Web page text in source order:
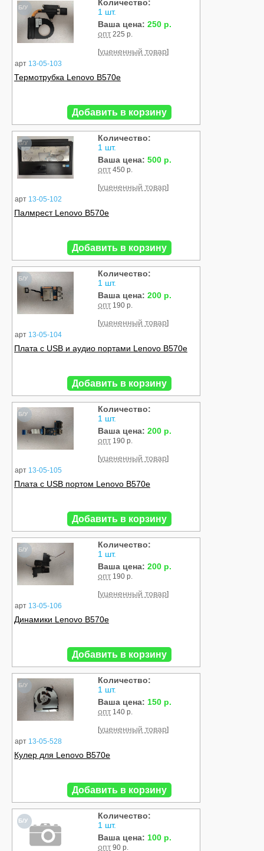
Б/У
арт 13-05-103
Количество:
1 шт.
Ваша цена: 250 р.
опт 225 р.
[уцененный товар]
Термотрубка Lenovo B570e
Добавить в корзину
Б/У
арт 13-05-102
Количество:
1 шт.
Ваша цена: 500 р.
опт 450 р.
[уцененный товар]
Палмрест Lenovo B570e
Добавить в корзину
Б/У
арт 13-05-104
Количество:
1 шт.
Ваша цена: 200 р.
опт 190 р.
[уцененный товар]
Плата с USB и аудио портами Lenovo B570e
Добавить в корзину
Б/У
арт 13-05-105
Количество:
1 шт.
Ваша цена: 200 р.
опт 190 р.
[уцененный товар]
Плата с USB портом Lenovo B570e
Добавить в корзину
Б/У
арт 13-05-106
Количество:
1 шт.
Ваша цена: 200 р.
опт 190 р.
[уцененный товар]
Динамики Lenovo B570e
Добавить в корзину
Б/У
арт 13-05-528
Количество:
1 шт.
Ваша цена: 150 р.
опт 140 р.
[уцененный товар]
Кулер для Lenovo B570e
Добавить в корзину
Б/У
Количество:
1 шт.
Ваша цена: 100 р.
опт 90 р.